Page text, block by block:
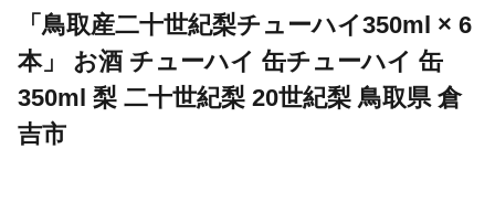
「鳥取産二十世紀梨チューハイ350ml × 6
本」 お酒 チューハイ 缶チューハイ 缶
350ml 梨 二十世紀梨 20世紀梨 鳥取県 倉
吉市